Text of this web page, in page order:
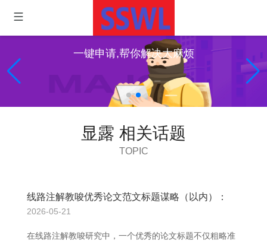
一键申请,帮你解决大麻烦
显露 相关话题
TOPIC
线路注解教唆优秀论文范文标题谋略（以内）：
2026-05-21
在线路注解教唆研究中，一个优秀的论文标题不仅粗略准